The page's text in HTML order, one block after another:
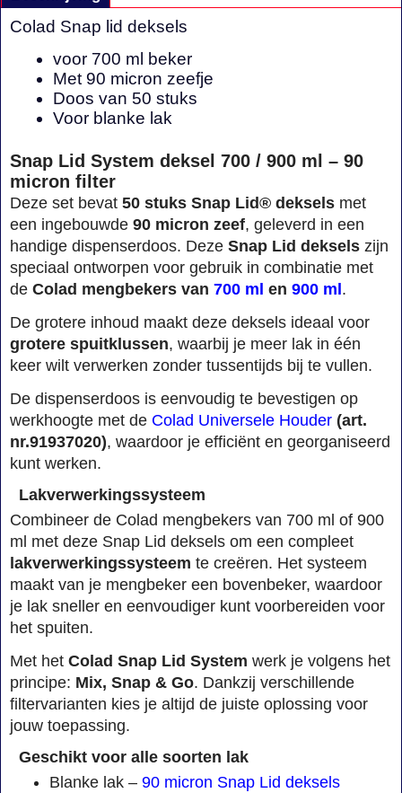
Colad Snap lid deksels
voor 700 ml beker
Met 90 micron zeefje
Doos van 50 stuks
Voor blanke lak
Snap Lid System deksel 700 / 900 ml – 90
micron filter
Deze set bevat 50 stuks Snap Lid® deksels met
een ingebouwde 90 micron zeef, geleverd in een
handige dispenserdoos. Deze Snap Lid deksels zijn
speciaal ontworpen voor gebruik in combinatie met
de Colad mengbekers van 700 ml en 900 ml.
De grotere inhoud maakt deze deksels ideaal voor
grotere spuitklussen, waarbij je meer lak in één
keer wilt verwerken zonder tussentijds bij te vullen.
De dispenserdoos is eenvoudig te bevestigen op
werkhoogte met de Colad Universele Houder (art.
nr.91937020), waardoor je efficiënt en georganiseerd
kunt werken.
Lakverwerkingssysteem
Combineer de Colad mengbekers van 700 ml of 900
ml met deze Snap Lid deksels om een compleet
lakverwerkingssysteem te creëren. Het systeem
maakt van je mengbeker een bovenbeker, waardoor
je lak sneller en eenvoudiger kunt voorbereiden voor
het spuiten.
Met het Colad Snap Lid System werk je volgens het
principe: Mix, Snap & Go. Dankzij verschillende
filtervarianten kies je altijd de juiste oplossing voor
jouw toepassing.
Geschikt voor alle soorten lak
Blanke lak – 90 micron Snap Lid deksels